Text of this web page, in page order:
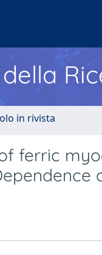
in rivista
ferric